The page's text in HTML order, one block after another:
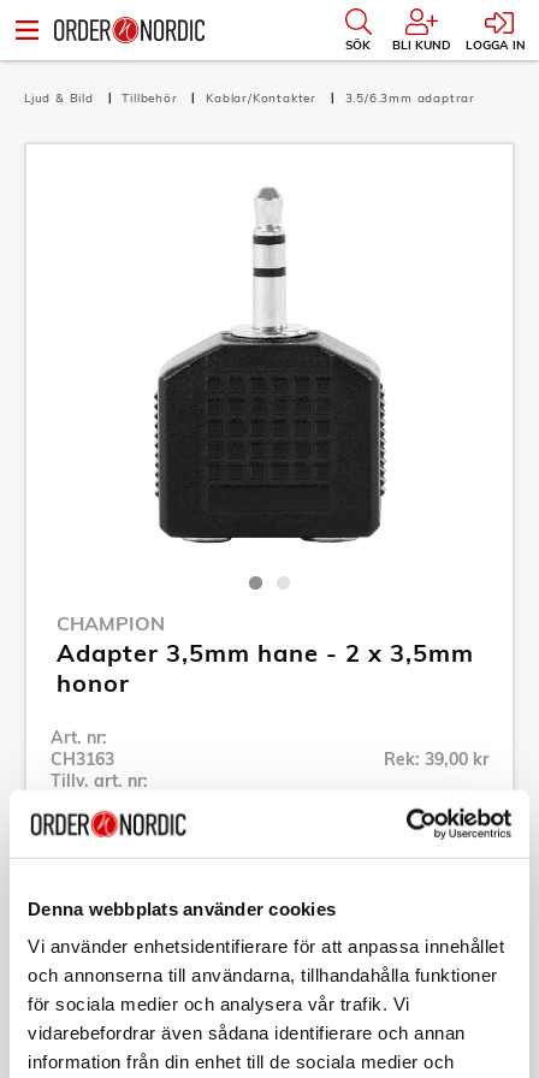
Denna webbplats använder cookies
Vi använder enhetsidentifierare för att anpassa innehållet
och annonserna till användarna, tillhandahålla funktioner
för sociala medier och analysera vår trafik. Vi
vidarebefordrar även sådana identifierare och annan
information från din enhet till de sociala medier och
SÖK BLI KUND LOGGA IN
Ljud & Bild Tillbehör Kablar/Kontakter 3.5/6.3mm adaptrar
CHAMPION
Adapter 3,5mm hane - 2 x 3,5mm
honor
Art. nr:
CH3163
Tillv. art. nr:
Rek: 39,00 kr
Se alla produkter inom Champion
Beskrivning
Art. nr:CH3163